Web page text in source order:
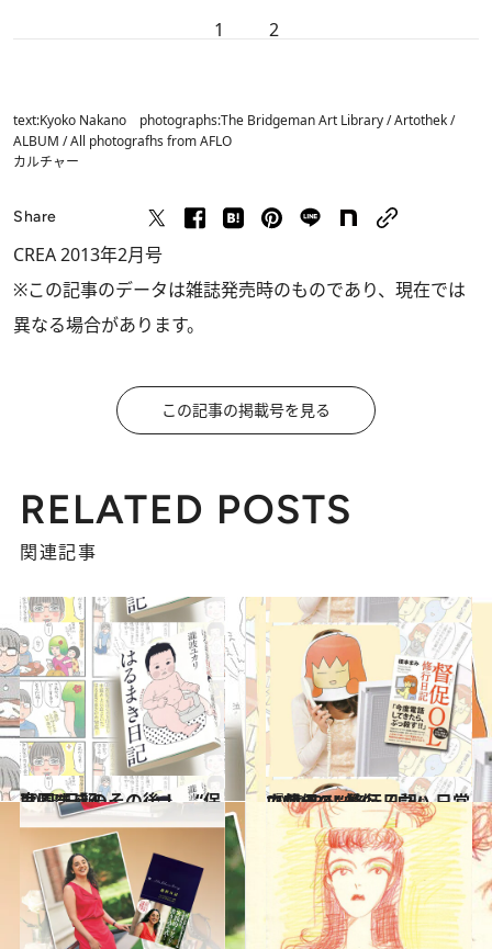
1 2
text:Kyoko Nakano photographs:The Bridgeman Art Library / Artothek /
ALBUM / All photografhs from AFLO
カルチャー
Share
CREA 2013年2月号
※この記事のデータは雑誌発売時のものであり、現在では
異なる場合があります。
この記事の掲載号を見る
RELATED POSTS
関連記事
2013.1.20
はるまきのその後！ “保育園”日記
カルチャー 2012.11.10
『督促OL 修行日記』日常で使える“督促ノウハウ”も!?
カルチャー